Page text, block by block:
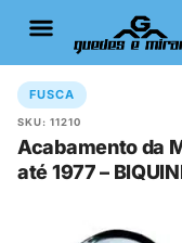
FUSCA
SKU: 11210
Acabamento da
até 1977 –